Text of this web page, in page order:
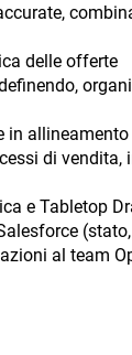
delle offerte
di
e Tabletop
al team